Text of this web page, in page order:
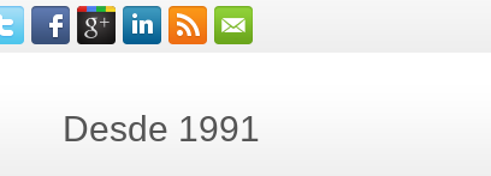
Desde 1991